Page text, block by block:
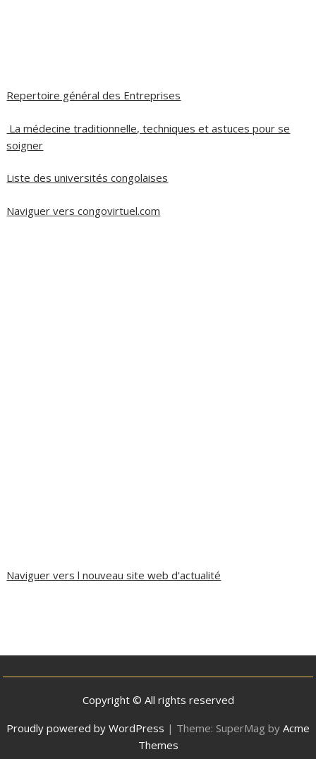
Repertoire général des Entreprises
La médecine traditionnelle, techniques et astuces pour se
soigner
Liste des universités congolaises
Naviguer vers congovirtuel.com
Naviguer vers l nouveau site web d'actualité
Copyright © All rights reserved
Proudly powered by WordPress | Theme: SuperMag by Acme
Themes